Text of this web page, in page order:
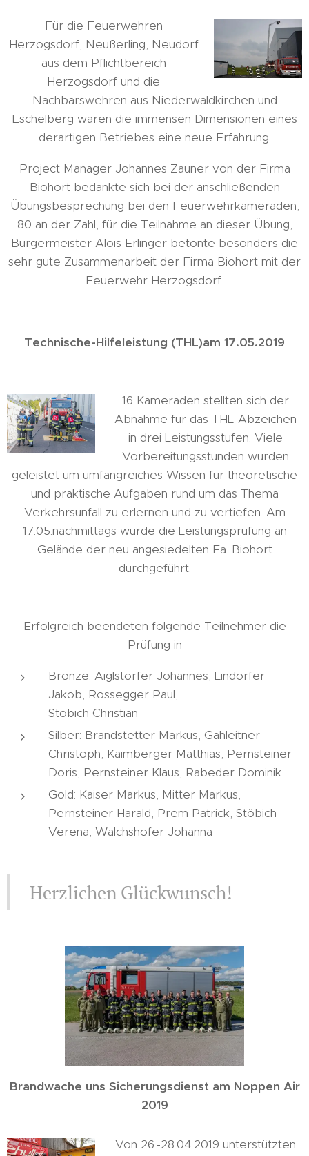
Für die Feuerwehren
Herzogsdorf, Neußerling, Neudorf
aus dem Pflichtbereich
Herzogsdorf und die
Nachbarswehren aus Niederwaldkirchen und
Eschelberg waren die immensen Dimensionen eines
derartigen Betriebes eine neue Erfahrung.
Project Manager Johannes Zauner von der Firma
Biohort bedankte sich bei der anschließenden
Übungsbesprechung bei den Feuerwehrkameraden,
80 an der Zahl, für die Teilnahme an dieser Übung,
Bürgermeister Alois Erlinger betonte besonders die
sehr gute Zusammenarbeit der Firma Biohort mit der
Feuerwehr Herzogsdorf.
Technische-Hilfeleistung (THL)am 17.05.2019
16 Kameraden stellten sich der
Abnahme für das THL-Abzeichen
in drei Leistungsstufen. Viele
Vorbereitungsstunden wurden
geleistet um umfangreiches Wissen für theoretische
und praktische Aufgaben rund um das Thema
Verkehrsunfall zu erlernen und zu vertiefen. Am
17.05.nachmittags wurde die Leistungsprüfung an
Gelände der neu angesiedelten Fa. Biohort
durchgeführt.
Erfolgreich beendeten folgende Teilnehmer die
Prüfung in
Bronze: Aiglstorfer Johannes, Lindorfer
Jakob, Rossegger Paul,
Stöbich Christian
Silber: Brandstetter Markus, Gahleitner
Christoph, Kaimberger Matthias, Pernsteiner
Doris, Pernsteiner Klaus, Rabeder Dominik
Gold: Kaiser Markus, Mitter Markus,
Pernsteiner Harald, Prem Patrick, Stöbich
Verena, Walchshofer Johanna
Herzlichen Glückwunsch!
Brandwache uns Sicherungsdienst am Noppen Air
2019
Von 26.-28.04.2019 unterstützten